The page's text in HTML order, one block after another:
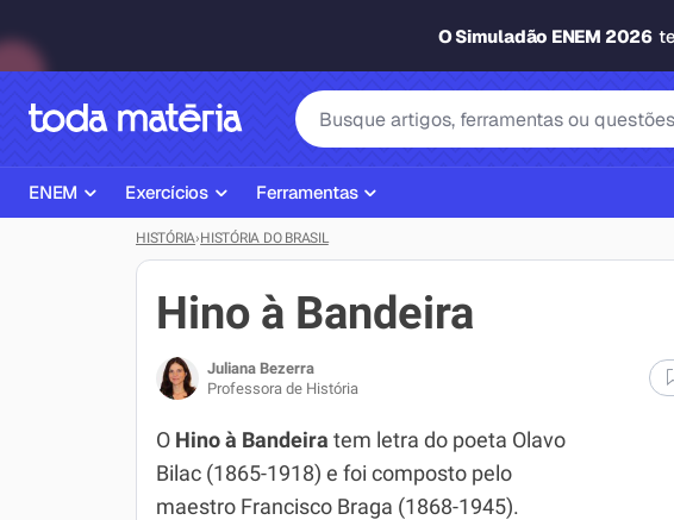
O Simuladão ENEM 2026
ENEM
Página Inicial ENEM
Plano de Estudos
Corretor de Redação
Exercícios ENEM
Simulados ENEM
Exercícios
ENEM
Matemática
História
Biologia
Inglês
Ferramentas
Ajudante de Dever de Casa
Corretor de Redação
Gerador Referências Bibliográficas ABNT
HISTÓRIA›HISTÓRIA DO BRASIL
Hino à Bandeira
Juliana Bezerra
Professora de História
O Hino à Bandeira tem letra do poeta Olavo
Bilac (1865-1918) e foi composto pelo
maestro Francisco Braga (1868-1945).